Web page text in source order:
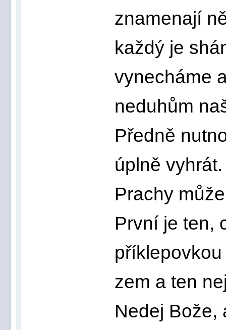
znamenají
každý je
vynecháme
neduhům
Předně
úplně
Prachy
První je ten,
zem a ten
Nedej Bože,